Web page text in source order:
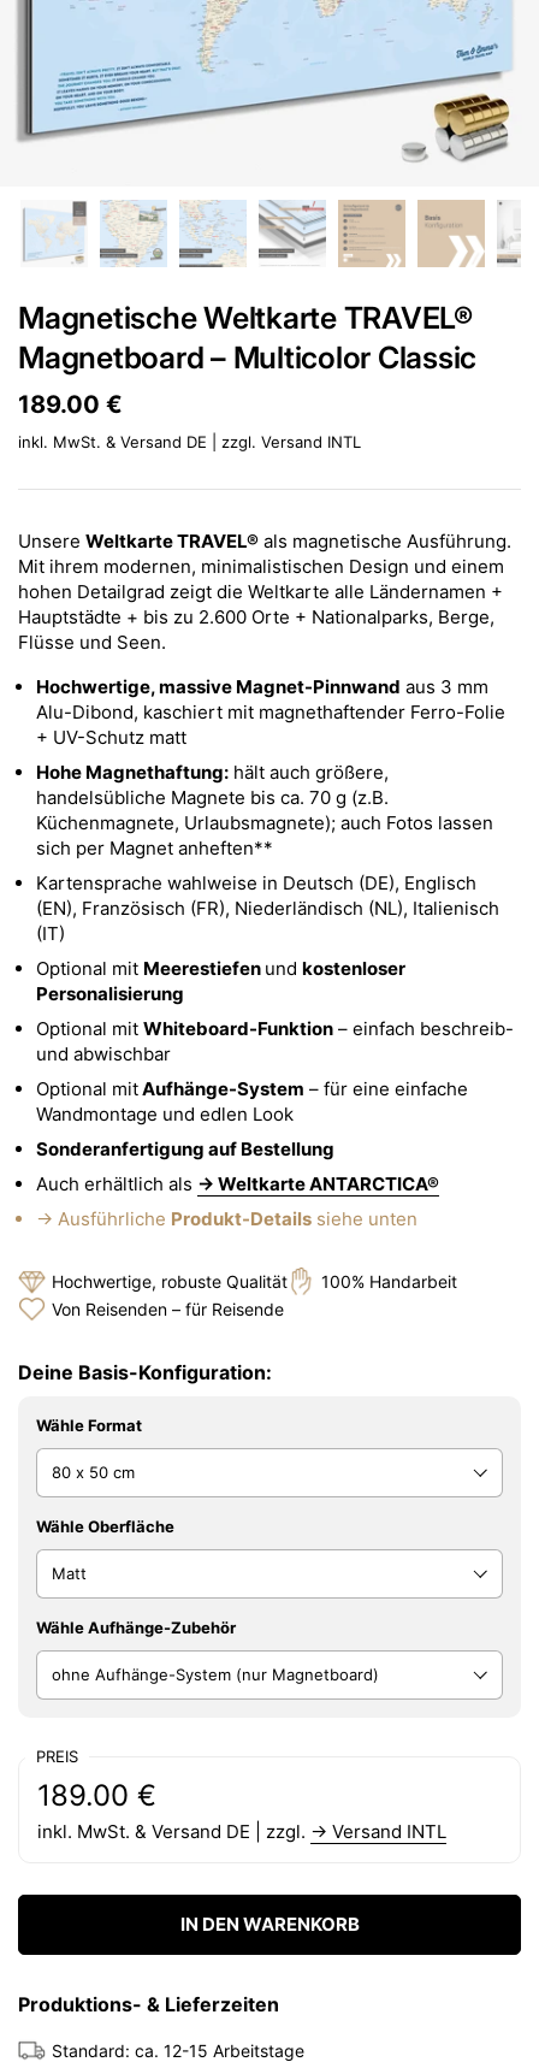
Magnetische Weltkarte TRAVEL®
Magnetboard – Multicolor Classic
Preis:
189.00 €
inkl. MwSt. & Versand DE | zzgl. Versand INTL
Unsere Weltkarte TRAVEL® als magnetische Ausführung.
Mit ihrem modernen, minimalistischen Design und einem
hohen Detailgrad zeigt die Weltkarte alle Ländernamen +
Hauptstädte + bis zu 2.600 Orte + Nationalparks, Berge,
Flüsse und Seen.
Hochwertige, massive Magnet-Pinnwand aus 3 mm
Alu-Dibond, kaschiert mit magnethaftender Ferro-Folie
+ UV-Schutz matt
Hohe Magnethaftung: hält auch größere,
handelsübliche Magnete bis ca. 70 g (z.B.
Küchenmagnete, Urlaubsmagnete); auch Fotos lassen
sich per Magnet anheften**
Kartensprache wahlweise in Deutsch (DE), Englisch
(EN), Französisch (FR), Niederländisch (NL), Italienisch
(IT)
Optional mit Meerestiefen und kostenloser
Personalisierung
Optional mit Whiteboard-Funktion – einfach beschreib-
und abwischbar
Optional mitAufhänge-System – für eine einfache
Wandmontage und edlen Look
Sonderanfertigung auf Bestellung
Auch erhältlich als → Weltkarte ANTARCTICA®
→ Ausführliche Produkt-Details siehe unten
Hochwertige, robuste Qualität
100% Handarbeit
Von Reisenden – für Reisende
Deine Basis-Konfiguration:
Wähle Format
Wähle Oberfläche
Wähle Aufhänge-Zubehör
PREIS
Preis:
189.00 €
Regulärer Preis:
inkl. MwSt. & Versand DE | zzgl. → Versand INTL
IN DEN WARENKORB
Produktions- & Lieferzeiten
Standard: ca. 12-15 Arbeitstage